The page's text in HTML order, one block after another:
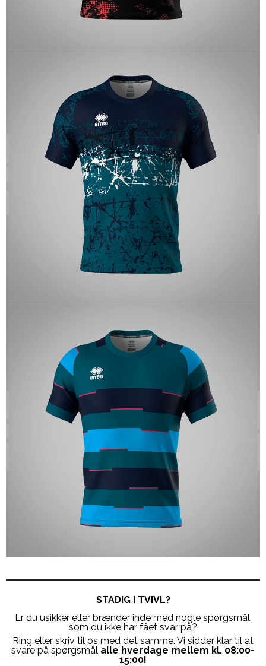
STADIG I TVIVL?
Er du usikker eller brænder inde med nogle spørgsmål,
som du ikke har fået svar på?
Ring eller skriv til os med det samme. Vi sidder klar til at
svare på spørgsmål alle hverdage mellem kl. 08:00-
15:00!